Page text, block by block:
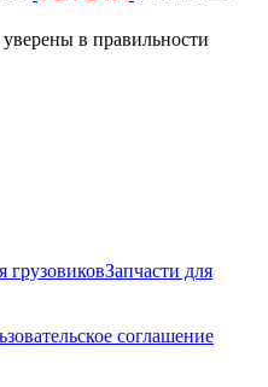
в правильности
грузовиковЗапчасти для
соглашение